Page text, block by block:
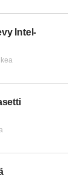
Intel-